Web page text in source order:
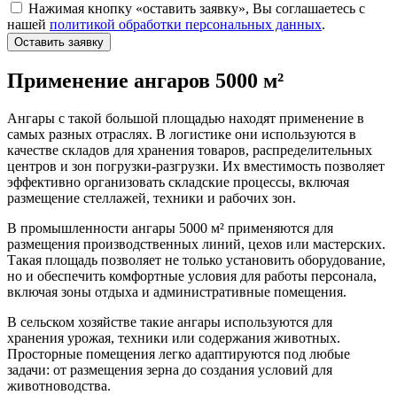
Нажимая кнопку «оставить заявку», Вы соглашаетесь с
нашей политикой обработки персональных данных.
Оставить заявку
Применение ангаров 5000 м²
Ангары с такой большой площадью находят применение в
самых разных отраслях. В логистике они используются в
качестве складов для хранения товаров, распределительных
центров и зон погрузки-разгрузки. Их вместимость позволяет
эффективно организовать складские процессы, включая
размещение стеллажей, техники и рабочих зон.
В промышленности ангары 5000 м² применяются для
размещения производственных линий, цехов или мастерских.
Такая площадь позволяет не только установить оборудование,
но и обеспечить комфортные условия для работы персонала,
включая зоны отдыха и административные помещения.
В сельском хозяйстве такие ангары используются для
хранения урожая, техники или содержания животных.
Просторные помещения легко адаптируются под любые
задачи: от размещения зерна до создания условий для
животноводства.